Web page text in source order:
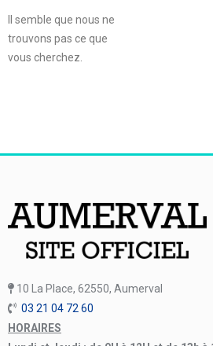
Il semble que nous ne
trouvons pas ce que
vous cherchez.
10 La Place, 62550, Aumerval
03 21 04 72 60
HORAIRES